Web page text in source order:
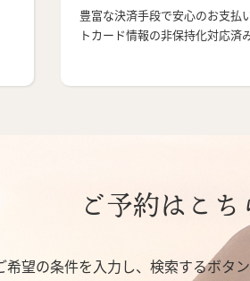
豊富な決済手段で安心のお支払
トカード情報の非保持化対応済み
ご予約はこち
希望の条件を入力し、検索するボタ